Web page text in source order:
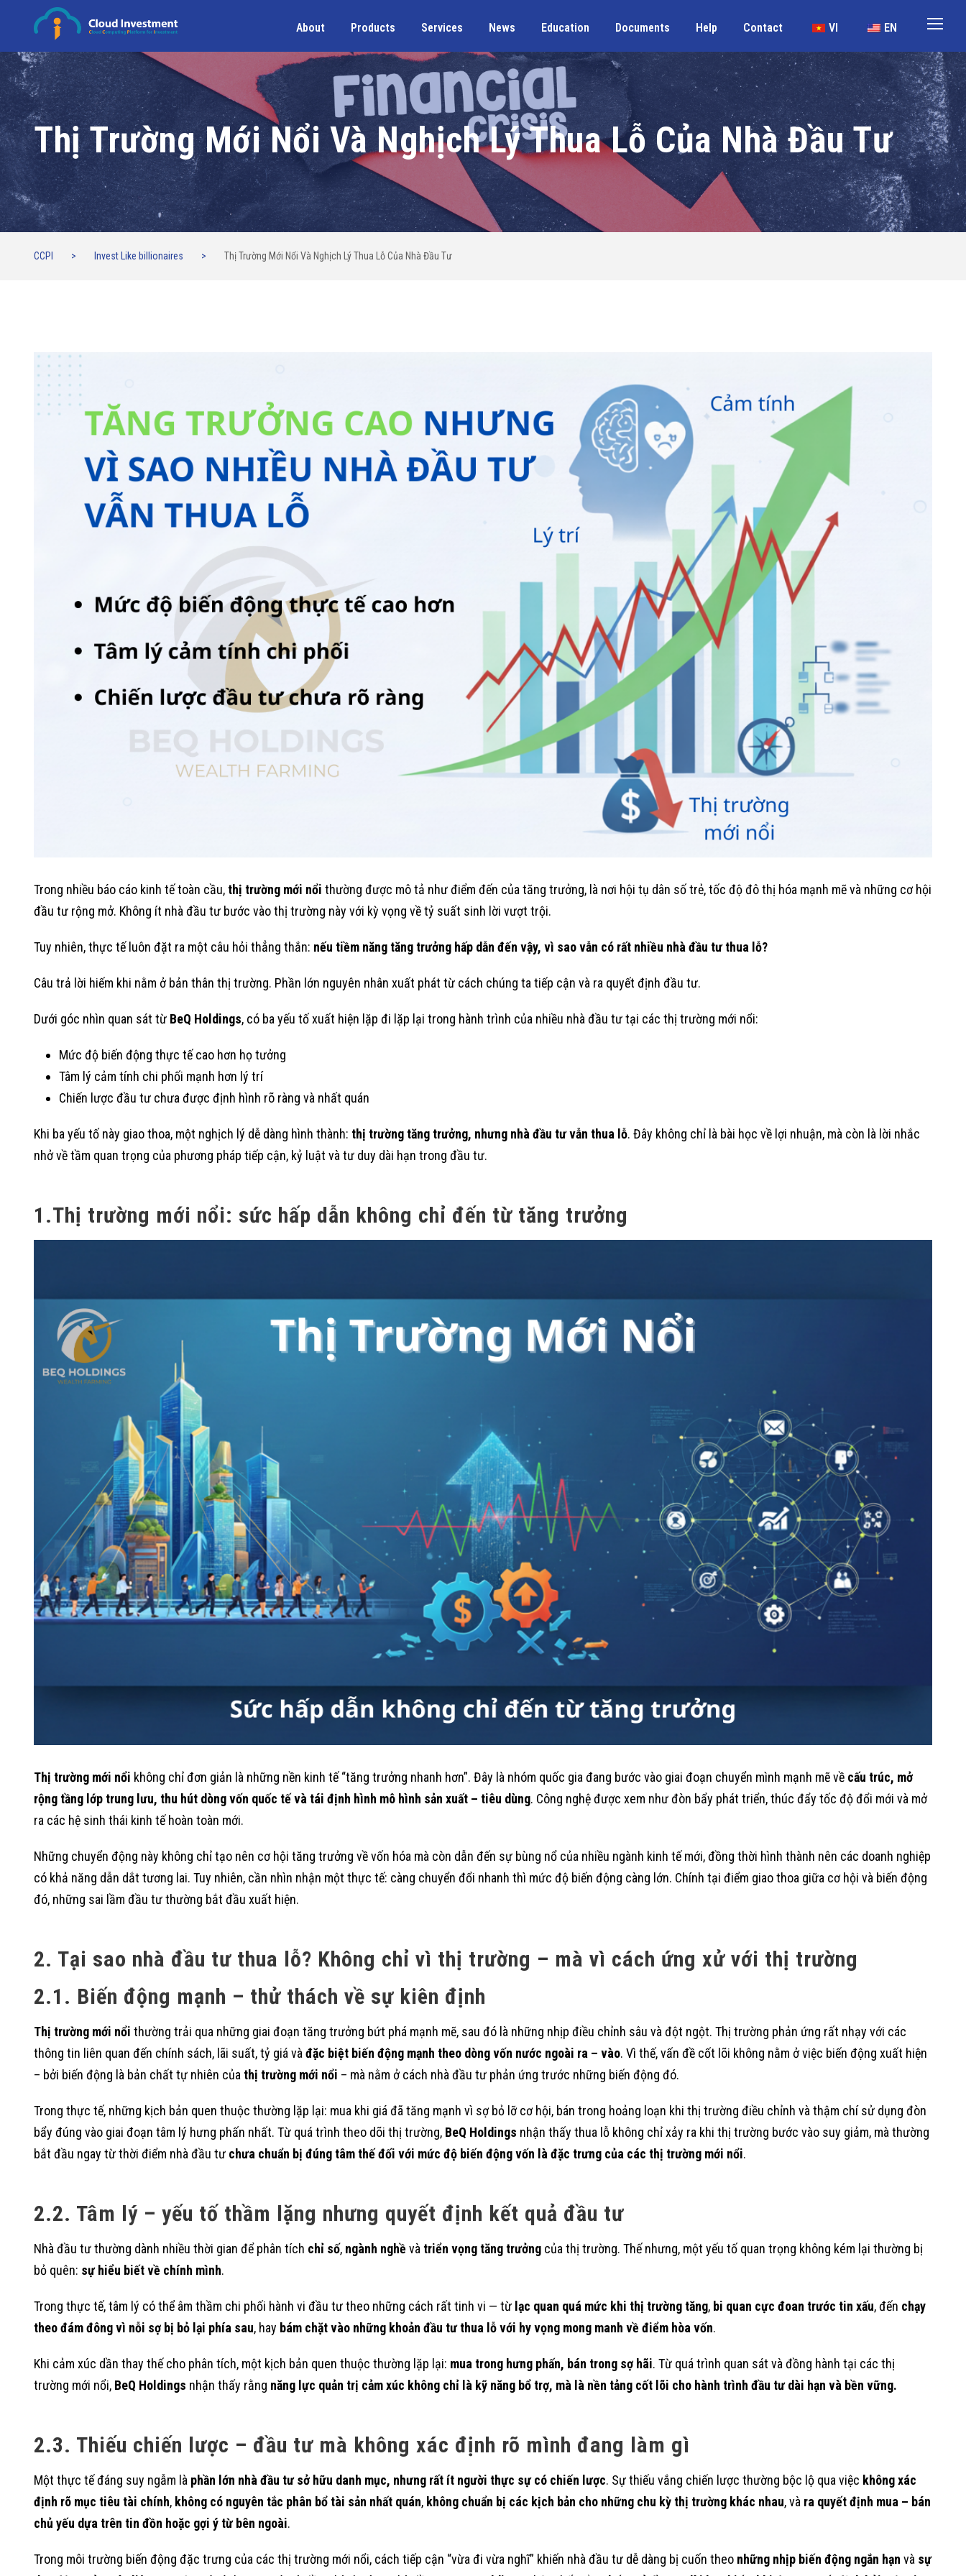
About Products Services News Education Documents Help Contact VI EN
Thị Trường Mới Nổi Và Nghịch Lý Thua Lỗ Của Nhà Đầu Tư
CCPI > Invest Like billionaires > Thị Trường Mới Nổi Và Nghịch Lý Thua Lỗ Của Nhà Đầu Tư
Trong nhiều báo cáo kinh tế toàn cầu,thị trường mới nổi thường được mô tả như điểm đến của tăng trưởng, là nơi hội tụ dân số trẻ, tốc độ đô thị hóa mạnh mẽ và những cơ hội
đầu tư rộng mở. Không ít nhà đầu tư bước vào thị trường này với kỳ vọng về tỷ suất sinh lời vượt trội.
Tuy nhiên, thực tế luôn đặt ra một câu hỏi thẳng thắn: nếu tiềm năng tăng trưởng hấp dẫn đến vậy, vì sao vẫn có rất nhiều nhà đầu tư thua lỗ?
Câu trả lời hiếm khi nằm ở bản thân thị trường. Phần lớn nguyên nhân xuất phát từ cách chúng ta tiếp cận và ra quyết định đầu tư.
Dưới góc nhìn quan sát từ BeQ Holdings, có ba yếu tố xuất hiện lặp đi lặp lại trong hành trình của nhiều nhà đầu tư tại các thị trường mới nổi:
Mức độ biến động thực tế cao hơn họ tưởng
Tâm lý cảm tính chi phối mạnh hơn lý trí
Chiến lược đầu tư chưa được định hình rõ ràng và nhất quán
Khi ba yếu tố này giao thoa, một nghịch lý dễ dàng hình thành: thị trường tăng trưởng, nhưng nhà đầu tư vẫn thua lỗ. Đây không chỉ là bài học về lợi nhuận, mà còn là lời nhắc
nhở về tầm quan trọng của phương pháp tiếp cận, kỷ luật và tư duy dài hạn trong đầu tư.
1.Thị trường mới nổi: sức hấp dẫn không chỉ đến từ tăng trưởng
Thị trường mới nổi không chỉ đơn giản là những nền kinh tế “tăng trưởng nhanh hơn”. Đây là nhóm quốc gia đang bước vào giai đoạn chuyển mình mạnh mẽ về cấu trúc, mở
rộng tầng lớp trung lưu, thu hút dòng vốn quốc tế và tái định hình mô hình sản xuất – tiêu dùng. Công nghệ được xem như đòn bẩy phát triển, thúc đẩy tốc độ đổi mới và mở
ra các hệ sinh thái kinh tế hoàn toàn mới.
Những chuyển động này không chỉ tạo nên cơ hội tăng trưởng về vốn hóa mà còn dẫn đến sự bùng nổ của nhiều ngành kinh tế mới, đồng thời hình thành nên các doanh nghiệp
có khả năng dẫn dắt tương lai. Tuy nhiên, cần nhìn nhận một thực tế: càng chuyển đổi nhanh thì mức độ biến động càng lớn. Chính tại điểm giao thoa giữa cơ hội và biến động
đó, những sai lầm đầu tư thường bắt đầu xuất hiện.
2. Tại sao nhà đầu tư thua lỗ? Không chỉ vì thị trường – mà vì cách ứng xử với thị trường
2.1. Biến động mạnh – thử thách về sự kiên định
Thị trường mới nổi thường trải qua những giai đoạn tăng trưởng bứt phá mạnh mẽ, sau đó là những nhịp điều chỉnh sâu và đột ngột. Thị trường phản ứng rất nhạy với các
thông tin liên quan đến chính sách, lãi suất, tỷ giá và đặc biệt biến động mạnh theo dòng vốn nước ngoài ra – vào. Vì thế, vấn đề cốt lõi không nằm ở việc biến động xuất hiện
– bởi biến động là bản chất tự nhiên của thị trường mới nổi – mà nằm ở cách nhà đầu tư phản ứng trước những biến động đó.
Trong thực tế, những kịch bản quen thuộc thường lặp lại: mua khi giá đã tăng mạnh vì sợ bỏ lỡ cơ hội, bán trong hoảng loạn khi thị trường điều chỉnh và thậm chí sử dụng đòn
bẩy đúng vào giai đoạn tâm lý hưng phấn nhất. Từ quá trình theo dõi thị trường, BeQ Holdings nhận thấy thua lỗ không chỉ xảy ra khi thị trường bước vào suy giảm, mà thường
bắt đầu ngay từ thời điểm nhà đầu tư chưa chuẩn bị đúng tâm thế đối với mức độ biến động vốn là đặc trưng của các thị trường mới nổi.
2.2. Tâm lý – yếu tố thầm lặng nhưng quyết định kết quả đầu tư
Nhà đầu tư thường dành nhiều thời gian để phân tích chỉ số, ngành nghềvà triển vọng tăng trưởng của thị trường. Thế nhưng, một yếu tố quan trọng không kém lại thường bị
bỏ quên: sự hiểu biết về chính mình.
Trong thực tế, tâm lý có thể âm thầm chi phối hành vi đầu tư theo những cách rất tinh vi — từ lạc quan quá mức khi thị trường tăng, bi quan cực đoan trước tin xấu, đến chạy
theo đám đông vì nỗi sợ bị bỏ lại phía sau, hay bám chặt vào những khoản đầu tư thua lỗ với hy vọng mong manh về điểm hòa vốn.
Khi cảm xúc dần thay thế cho phân tích, một kịch bản quen thuộc thường lặp lại: mua trong hưng phấn, bán trong sợ hãi. Từ quá trình quan sát và đồng hành tại các thị
trường mới nổi, BeQ Holdings nhận thấy rằng năng lực quản trị cảm xúc không chỉ là kỹ năng bổ trợ, mà là nền tảng cốt lõi cho hành trình đầu tư dài hạn và bền vững.
2.3. Thiếu chiến lược – đầu tư mà không xác định rõ mình đang làm gì
Một thực tế đáng suy ngẫm là phần lớn nhà đầu tư sở hữu danh mục, nhưng rất ít người thực sự có chiến lược. Sự thiếu vắng chiến lược thường bộc lộ qua việc không xác
định rõ mục tiêu tài chính, không có nguyên tắc phân bổ tài sản nhất quán, không chuẩn bị các kịch bản cho những chu kỳ thị trường khác nhau, và ra quyết định mua – bán
chủ yếu dựa trên tin đồn hoặc gợi ý từ bên ngoài.
Trong môi trường biến động đặc trưng của các thị trường mới nổi, cách tiếp cận “vừa đi vừa nghĩ” khiến nhà đầu tư dễ dàng bị cuốn theo những nhịp biến động ngắn hạn và sự